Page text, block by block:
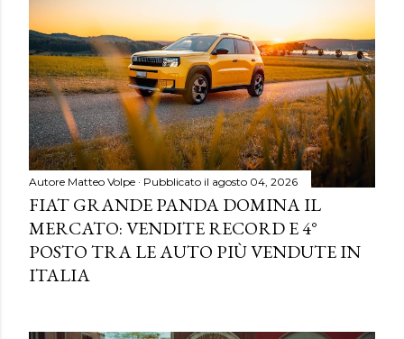
Autore Matteo Volpe Pubblicato il agosto 04, 2026
FIAT GRANDE PANDA DOMINA IL
MERCATO: VENDITE RECORD E 4°
POSTO TRA LE AUTO PIÙ VENDUTE IN
ITALIA